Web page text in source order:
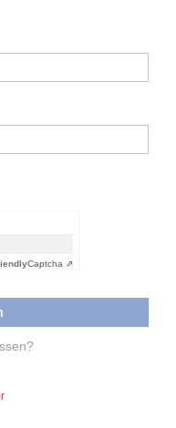
Captcha ⇗